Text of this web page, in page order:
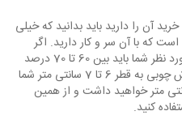
آن را دارید باید بدانید که خیلی
که با آن سر و کار دارید. اگر
ساده توضیح بدیم، نهایت قطر هدف مورد نظر شما باید بین 60 تا 70 درصد
طول تیغه اره باشد. برای مثال برای برش چوبی به قطر 6 تا 7 سانتی متر شما
اره‌ای با طول تیغه حداقل 10 سانتی متر خواهید داشت و از همین
کنید.